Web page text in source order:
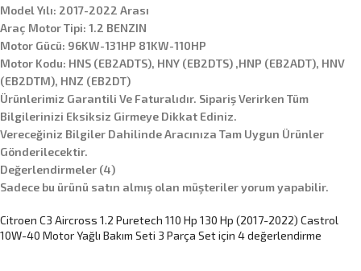
Model Yılı: 2017-2022 Arası
Araç Motor Tipi: 1.2 BENZIN
Motor Gücü: 96KW-131HP 81KW-110HP
Motor Kodu: HNS (EB2ADTS), HNY (EB2DTS) ,HNP (EB2ADT), HNV
(EB2DTM), HNZ (EB2DT)
Ürünlerimiz Garantili Ve Faturalıdır. Sipariş Verirken Tüm
Bilgilerinizi Eksiksiz Girmeye Dikkat Ediniz.
Vereceğiniz Bilgiler Dahilinde Aracınıza Tam Uygun Ürünler
Gönderilecektir.
Değerlendirmeler (4)
Citroen C3 Aircross 1.2 Puretech 110 Hp 130 Hp (2017-2022) Castrol
10W-40 Motor Yağlı Bakım Seti 3 Parça Setiçin 4 değerlendirme
Sadece bu ürünü satın almış olan müşteriler yorum yapabilir.